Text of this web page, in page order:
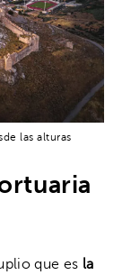
las alturas
que es la